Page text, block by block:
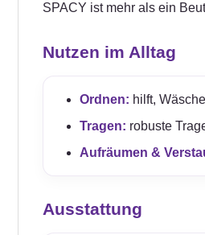
SPACY ist mehr als ein
Nutzen im Alltag
Ordnen: hilft,
Tragen: robuste
Aufräumen &
Ausstattung